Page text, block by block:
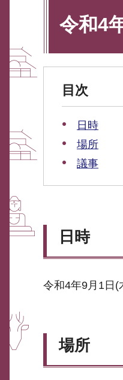
令和4
目次
日時
場所
議事
日時
令和4年9月1日(
場所